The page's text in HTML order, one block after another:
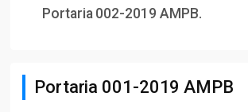
Portaria 002-2019 AMPB.
Portaria 001-2019 AMPB